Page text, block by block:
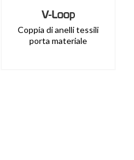
V-Loop
Coppia di anelli tessili
porta materiale